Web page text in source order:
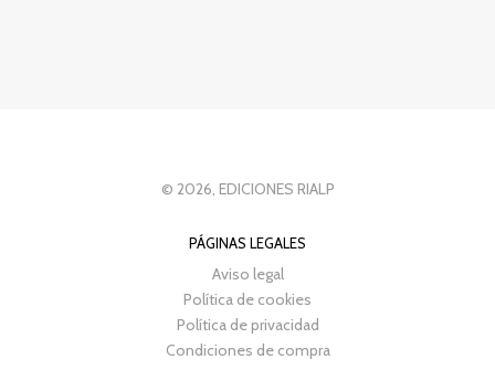
© 2026, EDICIONES RIALP
PÁGINAS LEGALES
Aviso legal
Política de cookies
Política de privacidad
Condiciones de compra